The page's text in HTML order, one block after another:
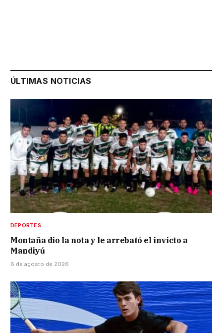
ÚLTIMAS NOTICIAS
DEPORTES
Montaña dio la nota y le arrebató el invicto a
Mandiyú
6 de agosto de 2026